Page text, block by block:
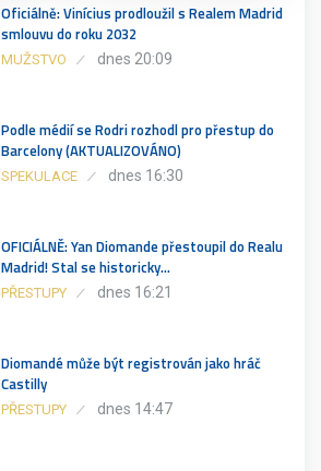
Oficiálně: Vinícius prodloužil s Realem Madrid
smlouvu do roku 2032
MUŽSTVO dnes 20:09
Podle médií se Rodri rozhodl pro přestup do
Barcelony (AKTUALIZOVÁNO)
SPEKULACE dnes 16:30
OFICIÁLNĚ: Yan Diomande přestoupil do Realu
Madrid! Stal se historicky…
PŘESTUPY dnes 16:21
Diomandé může být registrován jako hráč
Castilly
PŘESTUPY dnes 14:47